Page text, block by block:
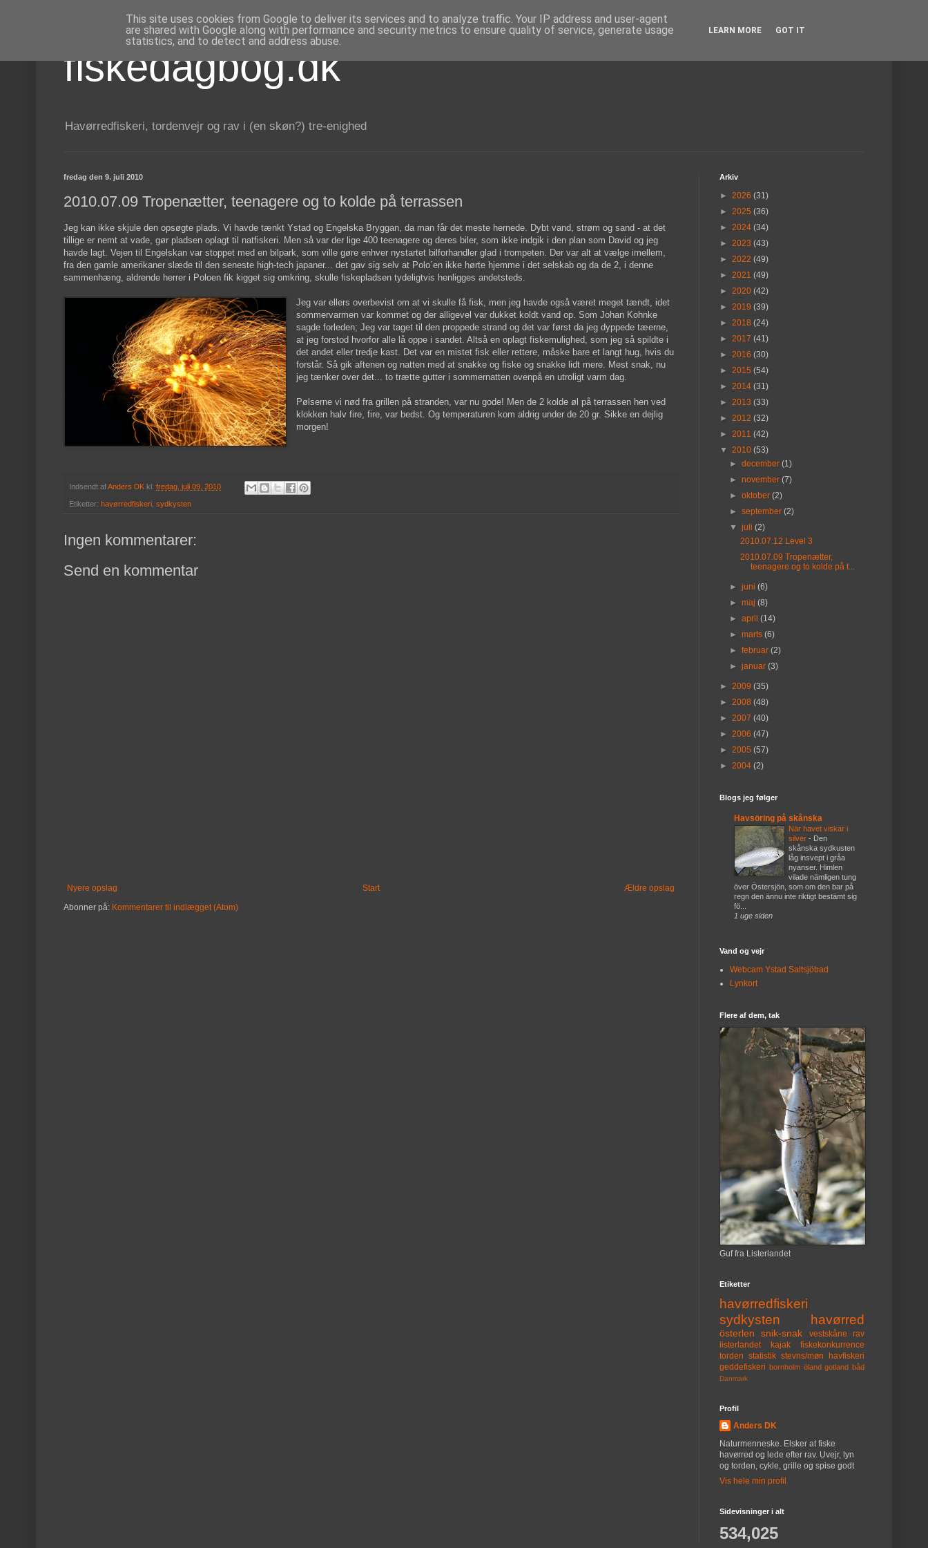
fiskedagbog.dk
Havørredfiskeri, tordenvejr og rav i (en skøn?) tre-enighed
fredag den 9. juli 2010
2010.07.09 Tropenætter, teenagere og to kolde på terrassen
Jeg kan ikke skjule den opsøgte plads. Vi havde tænkt Ystad og Engelska Bryggan, da man får det meste hernede. Dybt vand, strøm og sand - at det
tillige er nemt at vade, gør pladsen oplagt til natfiskeri. Men så var der lige 400 teenagere og deres biler, som ikke indgik i den plan som David og jeg
havde lagt. Vejen til Engelskan var stoppet med en bilpark, som ville gøre enhver nystartet bilforhandler glad i trompeten. Der var alt at vælge imellem,
fra den gamle amerikaner slæde til den seneste high-tech japaner... det gav sig selv at Polo´en ikke hørte hjemme i det selskab og da de 2, i denne
sammenhæng, aldrende herrer i Poloen fik kigget sig omkring, skulle fiskepladsen tydeligtvis henligges andetsteds.
Jeg var ellers overbevist om at vi skulle få fisk, men jeg havde også været meget tændt, idet
sommervarmen var kommet og der alligevel var dukket koldt vand op. Som Johan Kohnke
sagde forleden; Jeg var taget til den proppede strand og det var først da jeg dyppede tæerne,
at jeg forstod hvorfor alle lå oppe i sandet. Altså en oplagt fiskemulighed, som jeg så spildte i
det andet eller tredje kast. Det var en mistet fisk eller rettere, måske bare et langt hug, hvis du
forstår. Så gik aftenen og natten med at snakke og fiske og snakke lidt mere. Mest snak, nu
jeg tænker over det... to trætte gutter i sommernatten ovenpå en utroligt varm dag.
Pølserne vi nød fra grillen på stranden, var nu gode! Men de 2 kolde øl på terrassen hen ved
klokken halv fire, fire, var bedst. Og temperaturen kom aldrig under de 20 gr. Sikke en dejlig
morgen!
Indsendt afAnders DK kl. fredag, juli 09, 2010
Etiketter: havørredfiskeri sydkysten
Ingen kommentarer:
Send en kommentar
Nyere opslag Ældre opslag
Start
Abonner på: Kommentarer til indlægget (Atom)
Arkiv
► 2026 (31)
► 2025 (36)
► 2024 (34)
► 2023 (43)
► 2022 (49)
► 2021 (49)
► 2020 (42)
► 2019 (39)
► 2018 (24)
► 2017 (41)
► 2016 (30)
► 2015 (54)
► 2014 (31)
► 2013 (33)
► 2012 (32)
► 2011 (42)
▼ 2010 (53)
►december(1)
►november(7)
►oktober(2)
►september(2)
▼juli(2)
2010.07.12 Level 3
2010.07.09 Tropenætter,
teenagere og to kolde på t...
►juni(6)
►maj(8)
►april(14)
►marts(6)
►februar(2)
►januar(3)
► 2009 (35)
► 2008 (48)
► 2007 (40)
► 2006 (47)
► 2005 (57)
► 2004 (2)
Blogs jeg følger
Havsöring på skånska
När havet viskar i
silver - Den
skånska sydkusten
låg insvept i gråa
nyanser. Himlen
vilade nämligen tung
över Östersjön, som om den bar på
regn den ännu inte riktigt bestämt sig
fö...
1 uge siden
Vand og vejr
Webcam Ystad Saltsjöbad
Lynkort
Flere af dem, tak
Guf fra Listerlandet
Etiketter
havørredfiskeri
sydkysten
havørred
österlen snik-snak vestskåne
rav
listerlandet
kajak
fiskekonkurrence
torden statistik stevns/møn
havfiskeri
geddefiskeri bornholm öland gotland båd
Danmark
Profil
Anders DK
Naturmenneske. Elsker at fiske
havørred og lede efter rav. Uvejr, lyn
og torden, cykle, grille og spise godt
Vis hele min profil
Sidevisninger i alt
534,025
This site uses cookies from Google to deliver its services and to analyze traffic. Your IP address and user-agent
are shared with Google along with performance and security metrics to ensure quality of service, generate usage
statistics, and to detect and address abuse.
LEARN MORE GOT IT